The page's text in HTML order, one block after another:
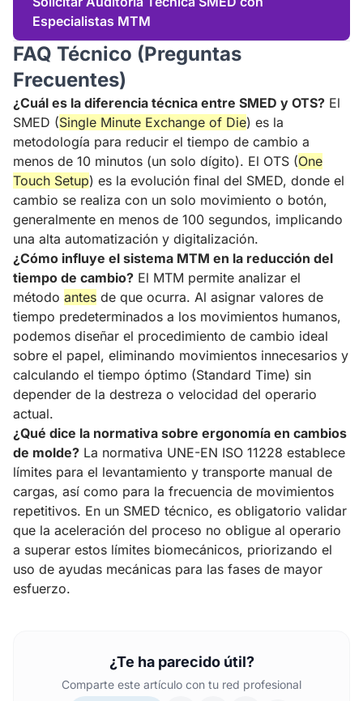
Especialistas MTM
FAQ Técnico (Preguntas
Frecuentes)
¿Cuál es la diferencia técnica entre SMED y OTS? El
SMED (Single Minute Exchange of Die) es la
metodología para reducir el tiempo de cambio a
menos de 10 minutos (un solo dígito). El OTS (One
Touch Setup) es la evolución final del SMED, donde el
cambio se realiza con un solo movimiento o botón,
generalmente en menos de 100 segundos, implicando
una alta automatización y digitalización.
¿Cómo influye el sistema MTM en la reducción del
tiempo de cambio? El MTM permite analizar el
método antes de que ocurra. Al asignar valores de
tiempo predeterminados a los movimientos humanos,
podemos diseñar el procedimiento de cambio ideal
sobre el papel, eliminando movimientos innecesarios y
calculando el tiempo óptimo (Standard Time) sin
depender de la destreza o velocidad del operario
actual.
¿Qué dice la normativa sobre ergonomía en cambios
de molde? La normativa UNE-EN ISO 11228 establece
límites para el levantamiento y transporte manual de
cargas, así como para la frecuencia de movimientos
repetitivos. En un SMED técnico, es obligatorio validar
que la aceleración del proceso no obligue al operario
a superar estos límites biomecánicos, priorizando el
uso de ayudas mecánicas para las fases de mayor
esfuerzo.
¿Te ha parecido útil?
Comparte este artículo con tu red profesional